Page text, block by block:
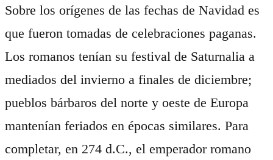
Sobre los orígenes de las fechas de Navidad es
que fueron tomadas de celebraciones paganas.
Los romanos tenían su festival de Saturnalia a
mediados del invierno a finales de diciembre;
pueblos bárbaros del norte y oeste de Europa
mantenían feriados en épocas similares. Para
completar, en 274 d.C., el emperador romano